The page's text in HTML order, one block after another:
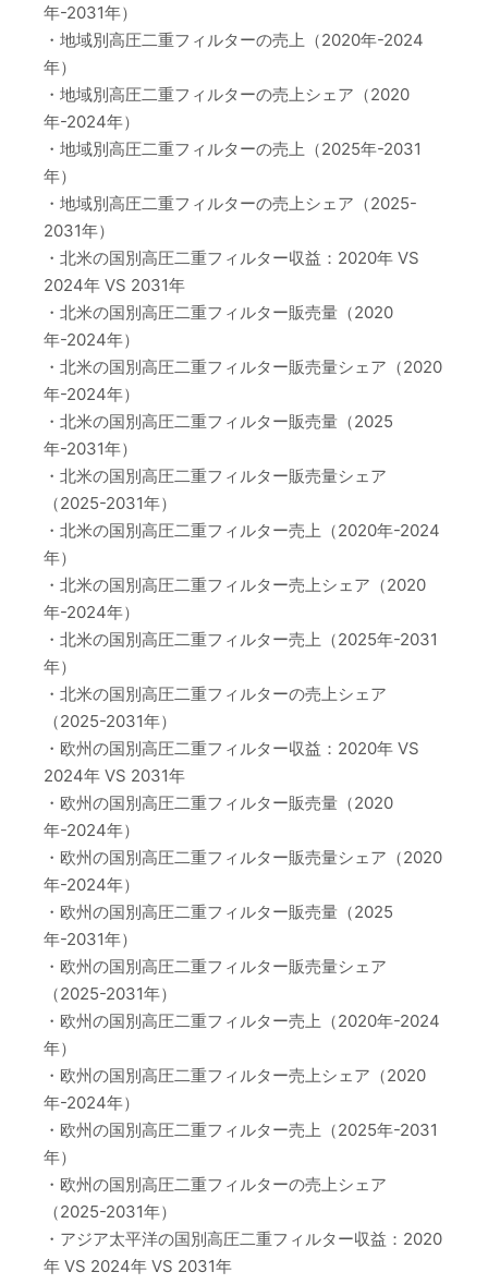
年-2031年）
・地域別高圧二重フィルターの売上（2020年-2024
年）
・地域別高圧二重フィルターの売上シェア（2020
年-2024年）
・地域別高圧二重フィルターの売上（2025年-2031
年）
・地域別高圧二重フィルターの売上シェア（2025-
2031年）
・北米の国別高圧二重フィルター収益：2020年 VS
2024年 VS 2031年
・北米の国別高圧二重フィルター販売量（2020
年-2024年）
・北米の国別高圧二重フィルター販売量シェア（2020
年-2024年）
・北米の国別高圧二重フィルター販売量（2025
年-2031年）
・北米の国別高圧二重フィルター販売量シェア
（2025-2031年）
・北米の国別高圧二重フィルター売上（2020年-2024
年）
・北米の国別高圧二重フィルター売上シェア（2020
年-2024年）
・北米の国別高圧二重フィルター売上（2025年-2031
年）
・北米の国別高圧二重フィルターの売上シェア
（2025-2031年）
・欧州の国別高圧二重フィルター収益：2020年 VS
2024年 VS 2031年
・欧州の国別高圧二重フィルター販売量（2020
年-2024年）
・欧州の国別高圧二重フィルター販売量シェア（2020
年-2024年）
・欧州の国別高圧二重フィルター販売量（2025
年-2031年）
・欧州の国別高圧二重フィルター販売量シェア
（2025-2031年）
・欧州の国別高圧二重フィルター売上（2020年-2024
年）
・欧州の国別高圧二重フィルター売上シェア（2020
年-2024年）
・欧州の国別高圧二重フィルター売上（2025年-2031
年）
・欧州の国別高圧二重フィルターの売上シェア
（2025-2031年）
・アジア太平洋の国別高圧二重フィルター収益：2020
年 VS 2024年 VS 2031年